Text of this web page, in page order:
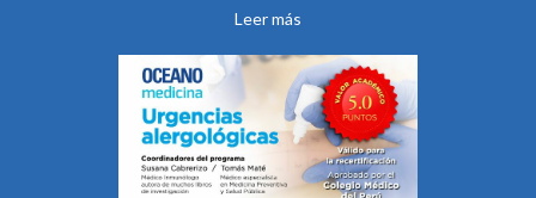
Leer más